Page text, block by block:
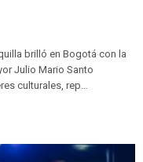
brilló en Bogotá con la
Julio Mario Santo
culturales, rep…